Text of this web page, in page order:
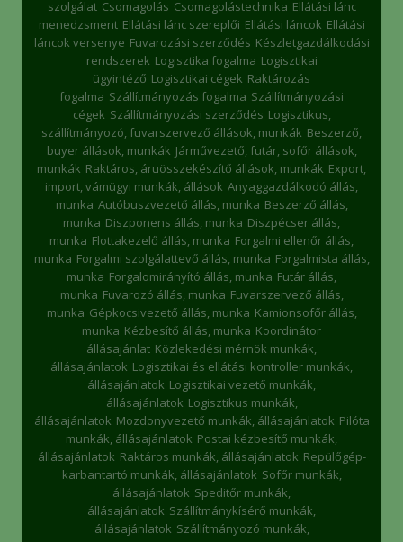
szolgálat Csomagolás Csomagolástechnika Ellátási lánc
menedzsment Ellátási lánc szereplői Ellátási láncok Ellátási
láncok versenye Fuvarozási szerződés Készletgazdálkodási
rendszerek Logisztika fogalma Logisztikai
ügyintéző Logisztikai cégek Raktározás
fogalma Szállítmányozás fogalma Szállítmányozási
cégek Szállítmányozási szerződés Logisztikus,
szállítmányozó, fuvarszervező állások, munkák Beszerző,
buyer állások, munkák Járművezető, futár, sofőr állások,
munkák Raktáros, áruösszekészítő állások, munkák Export,
import, vámügyi munkák, állások Anyaggazdálkodó állás,
munka Autóbuszvezető állás, munka Beszerző állás,
munka Diszponens állás, munka Diszpécser állás,
munka Flottakezelő állás, munka Forgalmi ellenőr állás,
munka Forgalmi szolgálattevő állás, munka Forgalmista állás,
munka Forgalomirányító állás, munka Futár állás,
munka Fuvarozó állás, munka Fuvarszervező állás,
munka Gépkocsivezető állás, munka Kamionsofőr állás,
munka Kézbesítő állás, munka Koordinátor
állásajánlat Közlekedési mérnök munkák,
állásajánlatok Logisztikai és ellátási kontroller munkák,
állásajánlatok Logisztikai vezető munkák,
állásajánlatok Logisztikus munkák,
állásajánlatok Mozdonyvezető munkák, állásajánlatok Pilóta
munkák, állásajánlatok Postai kézbesítő munkák,
állásajánlatok Raktáros munkák, állásajánlatok Repülőgép-
karbantartó munkák, állásajánlatok Sofőr munkák,
állásajánlatok Speditőr munkák,
állásajánlatok Szállítmánykísérő munkák,
állásajánlatok Szállítmányozó munkák,